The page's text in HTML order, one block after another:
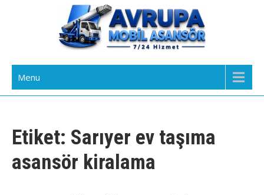
Avrupa Yakası Mobil Asansör
Kiralama
Menu
Etiket: Sarıyer ev taşıma
asansör kiralama